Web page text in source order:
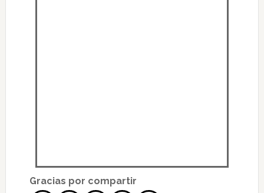
Gracias por compartir